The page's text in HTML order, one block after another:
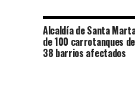
Alcaldía de Santa
de 100 carrotanques
38 barrios afectados